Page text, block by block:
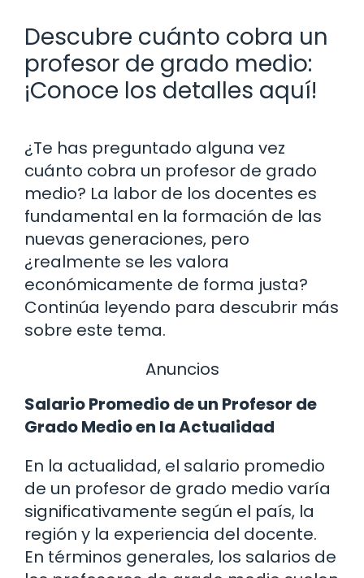
Descubre cuánto cobra un
profesor de grado medio:
¡Conoce los detalles aquí!
¿Te has preguntado alguna vez
cuánto cobra un profesor de grado
medio? La labor de los docentes es
fundamental en la formación de las
nuevas generaciones, pero
¿realmente se les valora
económicamente de forma justa?
Continúa leyendo para descubrir más
sobre este tema.
Anuncios
Salario Promedio de un Profesor de
Grado Medio en la Actualidad
En la actualidad, el salario promedio
de un profesor de grado medio varía
significativamente según el país, la
región y la experiencia del docente.
En términos generales, los salarios de